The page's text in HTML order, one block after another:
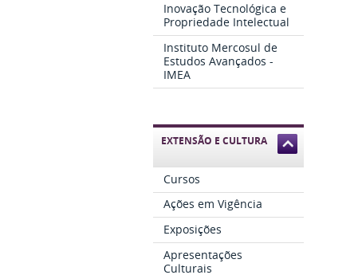
Inovação Tecnológica e
Propriedade Intelectual
Instituto Mercosul de
Estudos Avançados -
IMEA
EXTENSÃO E CULTURA
Cursos
Ações em Vigência
Exposições
Apresentações
Culturais